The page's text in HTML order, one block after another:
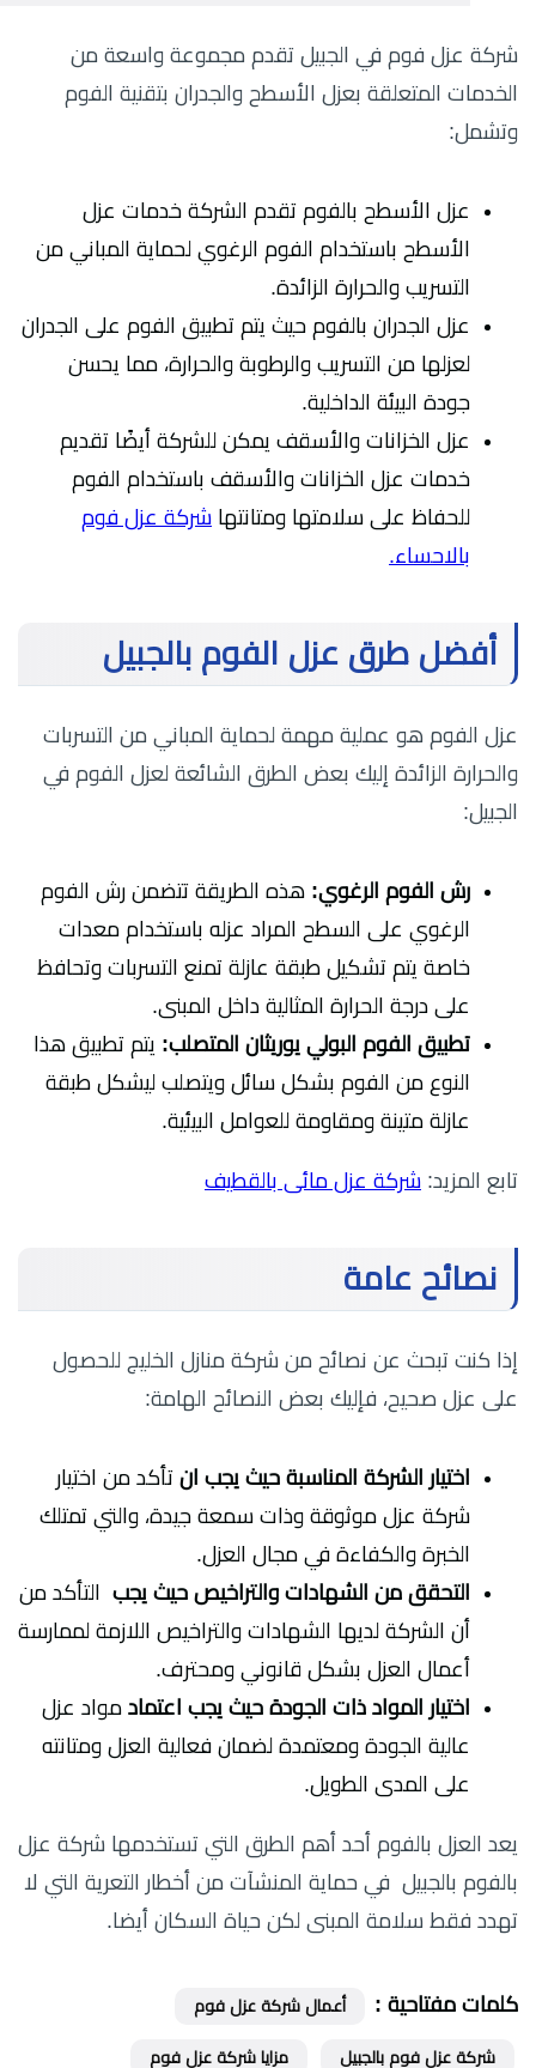
شركة عزل فوم في الجبيل تقدم مجموعة واسعة من
الخدمات المتعلقة بعزل الأسطح والجدران بتقنية الفوم
وتشمل:
عزل الأسطح بالفوم تقدم الشركة خدمات عزل
الأسطح باستخدام الفوم الرغوي لحماية المباني من
التسريب والحرارة الزائدة.
عزل الجدران بالفوم حيث يتم تطبيق الفوم على الجدران
لعزلها من التسريب والرطوبة والحرارة، مما يحسن
جودة البيئة الداخلية.
عزل الخزانات والأسقف يمكن للشركة أيضًا تقديم
خدمات عزل الخزانات والأسقف باستخدام الفوم
للحفاظ على سلامتها ومتانتهاشركة عزل فوم
بالاحساء.
أفضل طرق عزل الفوم بالجبيل
عزل الفوم هو عملية مهمة لحماية المباني من التسربات
والحرارة الزائدة إليك بعض الطرق الشائعة لعزل الفوم في
الجبيل:
رش الفوم الرغوي:هذه الطريقة تتضمن رش الفوم
الرغوي على السطح المراد عزله باستخدام معدات
خاصة يتم تشكيل طبقة عازلة تمنع التسربات وتحافظ
على درجة الحرارة المثالية داخل المبنى.
تطبيق الفوم البولي يوريثان المتصلب:يتم تطبيق هذا
النوع من الفوم بشكل سائل ويتصلب ليشكل طبقة
عازلة متينة ومقاومة للعوامل البيئية.
تابع المزيد:شركة عزل مائى بالقطيف
نصائح عامة
إذا كنت تبحث عن نصائح من شركة منازل الخليج للحصول
على عزل صحيح، فإليك بعض النصائح الهامة:
اختيار الشركة المناسبة حيث يجب انتأكد من اختيار
شركة عزل موثوقة وذات سمعة جيدة، والتي تمتلك
الخبرة والكفاءة في مجال العزل.
التحقق من الشهادات والتراخيص حيث يجبالتأكد من
أن الشركة لديها الشهادات والتراخيص اللازمة لممارسة
أعمال العزل بشكل قانوني ومحترف.
اختيار المواد ذات الجودة حيث يجب اعتمادمواد عزل
عالية الجودة ومعتمدة لضمان فعالية العزل ومتانته
على المدى الطويل.
يعد العزل بالفوم أحد أهم الطرق التي تستخدمها شركة عزل
بالفوم بالجبيل في حماية المنشآت من أخطار التعرية التي لا
تهدد فقط سلامة المبنى لكن حياة السكان أيضا.
كلمات مفتاحية : أعمال شركة عزل فوم
شركة عزل فوم بالجبيل مزايا شركة عزل فوم